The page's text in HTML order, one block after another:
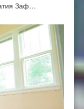
Заф…